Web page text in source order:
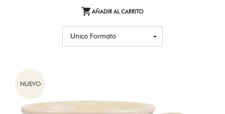
AÑADIR AL CARRITO
NUEVO